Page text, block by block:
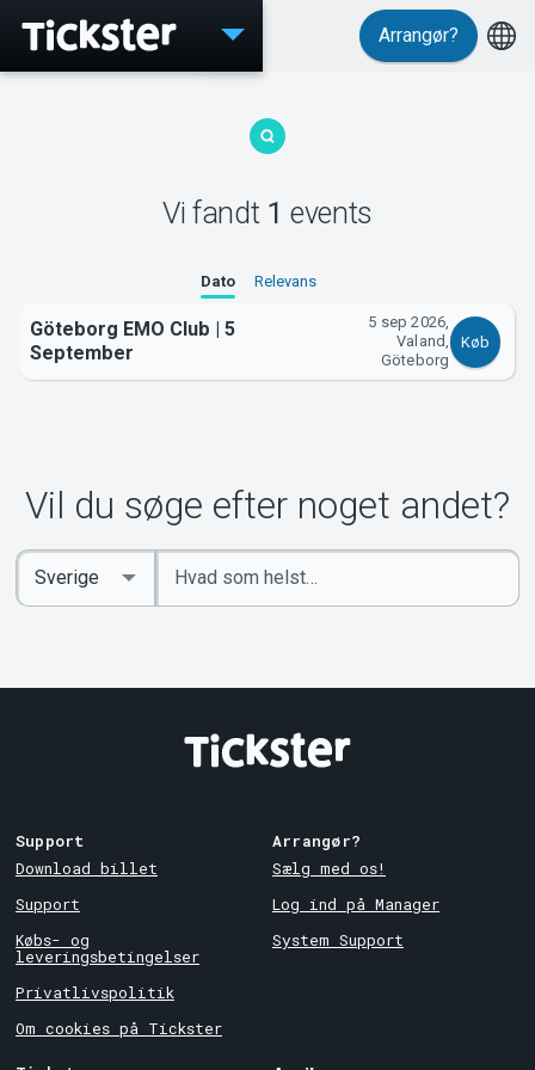
Events
MyTickster
Support
Om Tickster
Arrangør?
Vi fandt 1 events
Dato Relevans
Göteborg EMO Club | 5
September
5 sep 2026,
Valand,
Göteborg
Køb
Vil du søge efter noget andet?
Indtast
søgeord
Select
Country
Support
Download billet
Support
Købs- og
leveringsbetingelser
Privatlivspolitik
Om cookies på Tickster
Arrangør?
Sælg med os!
Log ind på Manager
System Support